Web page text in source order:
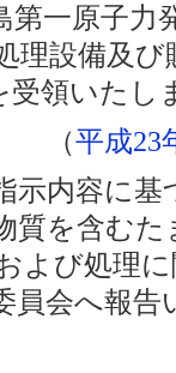
第一原子
理設備及
受領いたし
（平成23
内容に基
質を含む
よび処理
員会へ報